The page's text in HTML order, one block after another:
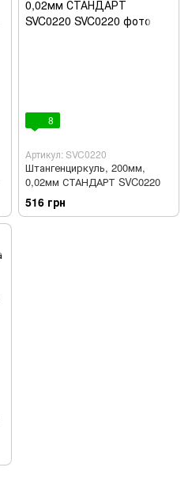
8
Артикул: SVC0220
Штангенциркуль, 200мм,
0,02мм СТАНДАРТ SVC0220
516 грн